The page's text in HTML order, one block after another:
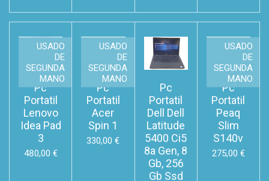
USADO
DE
SEGUNDA
MANO
Pc
Portatil
Lenovo
Idea Pad
3
480,00 €
USADO
DE
SEGUNDA
MANO
Pc
Portatil
Acer
Spin 1
330,00 €
Pc
Portatil
Dell Dell
Latitude
5400 Ci5
8a Gen, 8
Gb, 256
Gb Ssd
USADO
DE
SEGUNDA
MANO
Pc
Portatil
Peaq
Slim
S140v
275,00 €